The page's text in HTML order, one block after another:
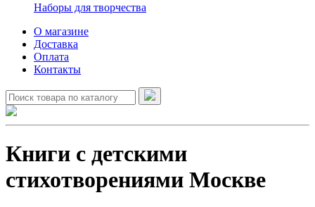
Наборы для творчества
О магазине
Доставка
Оплата
Контакты
Книги с детскими
стихотворениями Москве